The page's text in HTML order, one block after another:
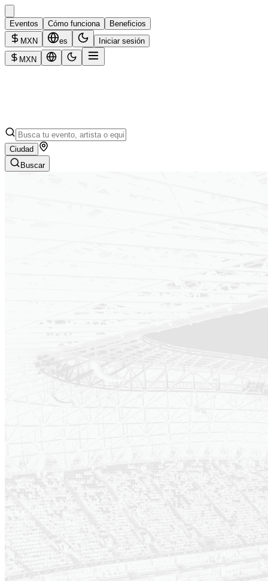
Eventos Cómo funciona
Beneficios
MXN
es Iniciar sesión
MXN
Ciudad
Buscar